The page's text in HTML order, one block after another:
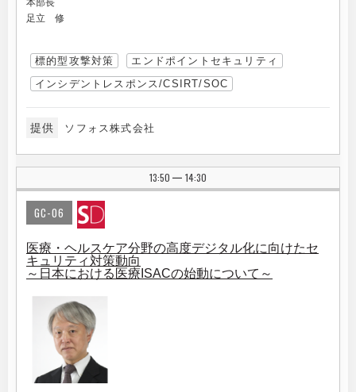
本部長
足立 修
標的型攻撃対策
エンドポイントセキュリティ
インシデントレスポンス/CSIRT/SOC
提供 ソフォス株式会社
13:50 | 14:30
GC-06
医療・ヘルスケア分野の高度デジタル化に向けたセ
キュリティ対策動向
～日本における医療ISACの始動について～